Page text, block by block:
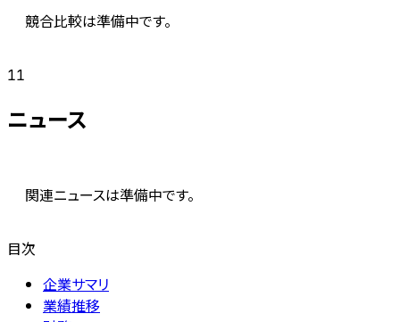
競合比較は準備中です。
11
ニュース
関連ニュースは準備中です。
目次
企業サマリ
業績推移